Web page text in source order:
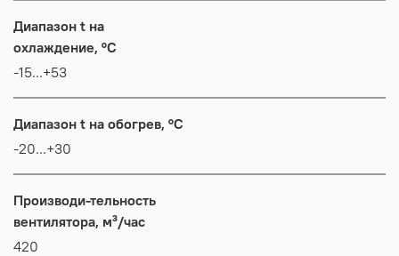
Диапазон t на
охлаждение, °C
-15...+53
Диапазон t на обогрев, °C
-20...+30
Производи-тельность
вентилятора, м³/час
420